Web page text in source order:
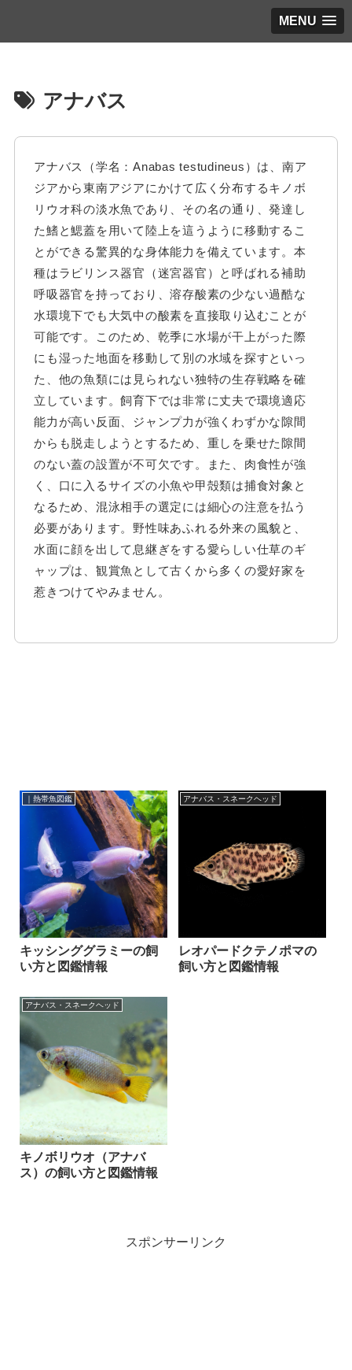
MENU
アナバス
アナバス（学名：Anabas testudineus）は、南ア
ジアから東南アジアにかけて広く分布するキノボ
リウオ科の淡水魚であり、その名の通り、発達し
た鰭と鰓蓋を用いて陸上を這うように移動するこ
とができる驚異的な身体能力を備えています。本
種はラビリンス器官（迷宮器官）と呼ばれる補助
呼吸器官を持っており、溶存酸素の少ない過酷な
水環境下でも大気中の酸素を直接取り込むことが
可能です。このため、乾季に水場が干上がった際
にも湿った地面を移動して別の水域を探すといっ
た、他の魚類には見られない独特の生存戦略を確
立しています。飼育下では非常に丈夫で環境適応
能力が高い反面、ジャンプ力が強くわずかな隙間
からも脱走しようとするため、重しを乗せた隙間
のない蓋の設置が不可欠です。また、肉食性が強
く、口に入るサイズの小魚や甲殻類は捕食対象と
なるため、混泳相手の選定には細心の注意を払う
必要があります。野性味あふれる外来の風貌と、
水面に顔を出して息継ぎをする愛らしい仕草のギ
ャップは、観賞魚として古くから多くの愛好家を
惹きつけてやみません。
｜熱帯魚図鑑
キッシンググラミーの飼
い方と図鑑情報
アナバス・スネークヘッド
レオパードクテノポマの
飼い方と図鑑情報
アナバス・スネークヘッド
キノボリウオ（アナバ
ス）の飼い方と図鑑情報
スポンサーリンク